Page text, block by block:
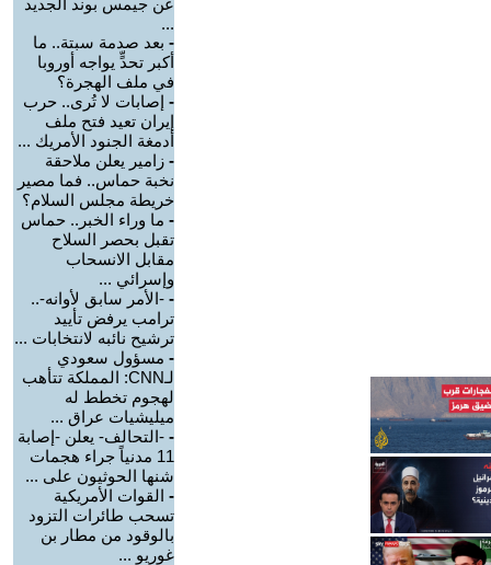
عن جيمس بوند الجديد
...
- بعد صدمة سبتة.. ما
أكبر تحدٍّ يواجه أوروبا
في ملف الهجرة؟
- إصابات لا تُرى.. حرب
إيران تعيد فتح ملف
أدمغة الجنود الأمريك ...
- زامير يعلن ملاحقة
نخبة حماس.. فما مصير
خريطة مجلس السلام؟
- ما وراء الخبر.. حماس
تقبل بحصر السلاح
مقابل الانسحاب
وإسرائي ...
- -الأمر سابق لأوانه-..
ترامب يرفض تأييد
ترشيح نائبه لانتخابات ...
- مسؤول سعودي
لـCNN: المملكة تتأهب
لهجوم تخطط له
ميليشيات عراق ...
- -التحالف- يعلن -إصابة
11 مدنياً جراء هجمات
شنها الحوثيون على ...
- القوات الأمريكية
تسحب طائرات التزود
بالوقود من مطار بن
غوريو ...